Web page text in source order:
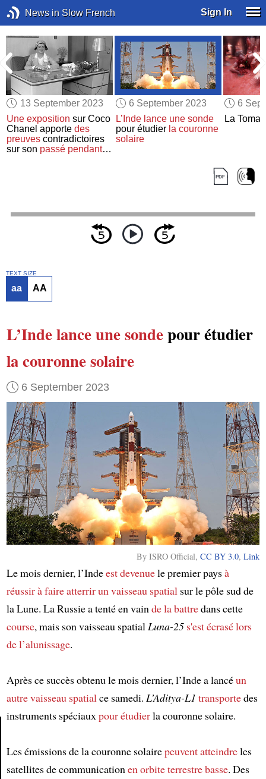
News in Slow French Sign In
13 September 2023
Une exposition sur Coco
Chanel apportedes
preuves contradictoires
sur son passé pendant la
6 September 2023
L’Inde lance une sonde
pour étudier la couronne
solaire
6
La
Article
TEXT SIZE
aa AA
L’Inde lanceune sondepour étudier
la couronne solaire
6 September 2023
By ISRO Official,CC BY 3.0,Link
Le mois dernier, l’Indeest devenuele premier paysà
réussir à faire atterrirun vaisseau spatialsur le pôle sud de
la Lune. La Russie a tenté en vainde la battredans cette
course, mais son vaisseau spatialLuna-25 s'est écrasélors
de l’alunissage.
Après ce succès obtenu le mois dernier, l’Inde a lancéun
autre vaisseau spatialce samedi. L’Aditya-L1 transportedes
instruments spéciauxpour étudierla couronne solaire.
Les émissions de la couronne solairepeuvent atteindreles
satellites de communicationen orbite terrestre basse. Des